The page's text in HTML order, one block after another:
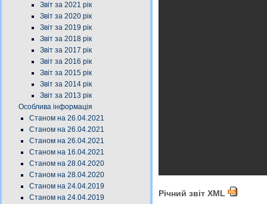
Звіт за 2021 рік
Звіт за 2020 рік
Звіт за 2019 рік
Звіт за 2018 рік
Звіт за 2017 рік
Звіт за 2016 рік
Звіт за 2015 рік
Звіт за 2014 рік
Звіт за 2013 рік
Особлива інформація
Станом на 26.04.2021
Станом на 26.04.2021
Станом на 26.04.2021
Станом на 16.04.2021
Станом на 28.04.2020
Станом на 28.04.2020
Станом на 24.04.2019
Станом на 24.04.2019
Річний звіт XML